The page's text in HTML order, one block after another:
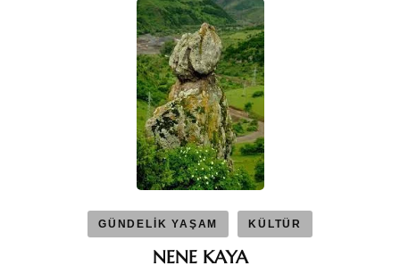
GÜNDELİK YAŞAM KÜLTÜR
NENE KAYA